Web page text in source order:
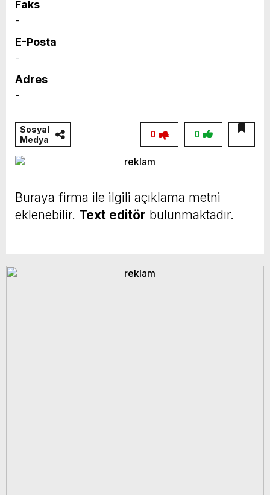
Faks
-
E-Posta
-
Adres
-
Sosyal
Medya
0
0
Buraya firma ile ilgili açıklama metni
eklenebilir. Text editör bulunmaktadır.